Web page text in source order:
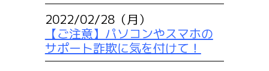
2022/02/28（月）
【ご注意】パソコンやスマホの
サポート詐欺に気を付けて！